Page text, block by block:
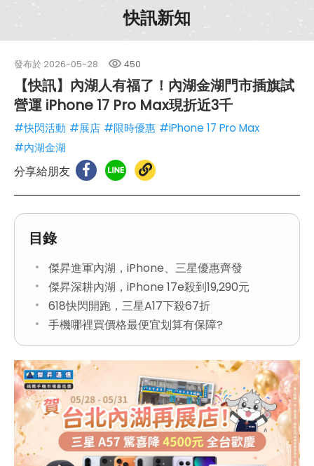
快訊新知
發布於 2026-05-28 450
【快訊】內湖人有福了！內湖金湖門市插旗試
營運 iPhone 17 Pro Max現折近3千
#快閃活動 #展店 #限時優惠 #iPhone 17 Pro Max
#內湖金湖
分享給朋友
目錄
傑昇進軍內湖，iPhone、三星優惠齊發
傑昇深耕內湖，iPhone 17e殺到19,290元
618快閃開跑，三星A17下殺67折
手機哪裡買價格最便宜划算有保障?